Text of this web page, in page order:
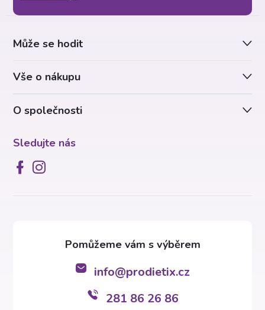
O společnosti
Sledujte nás
Může se hodit
Vše o nákupu
info@prodietix.cz
281 86 26 86